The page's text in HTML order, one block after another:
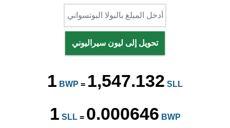
تحويل إلى ليون سيراليوني
1 BWP = 1,547.132 SLL
1 SLL= 0.000646 BWP